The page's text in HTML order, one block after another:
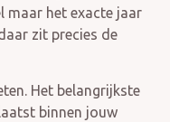
maar het exacte jaar
zit precies de
Het belangrijkste
binnen jouw